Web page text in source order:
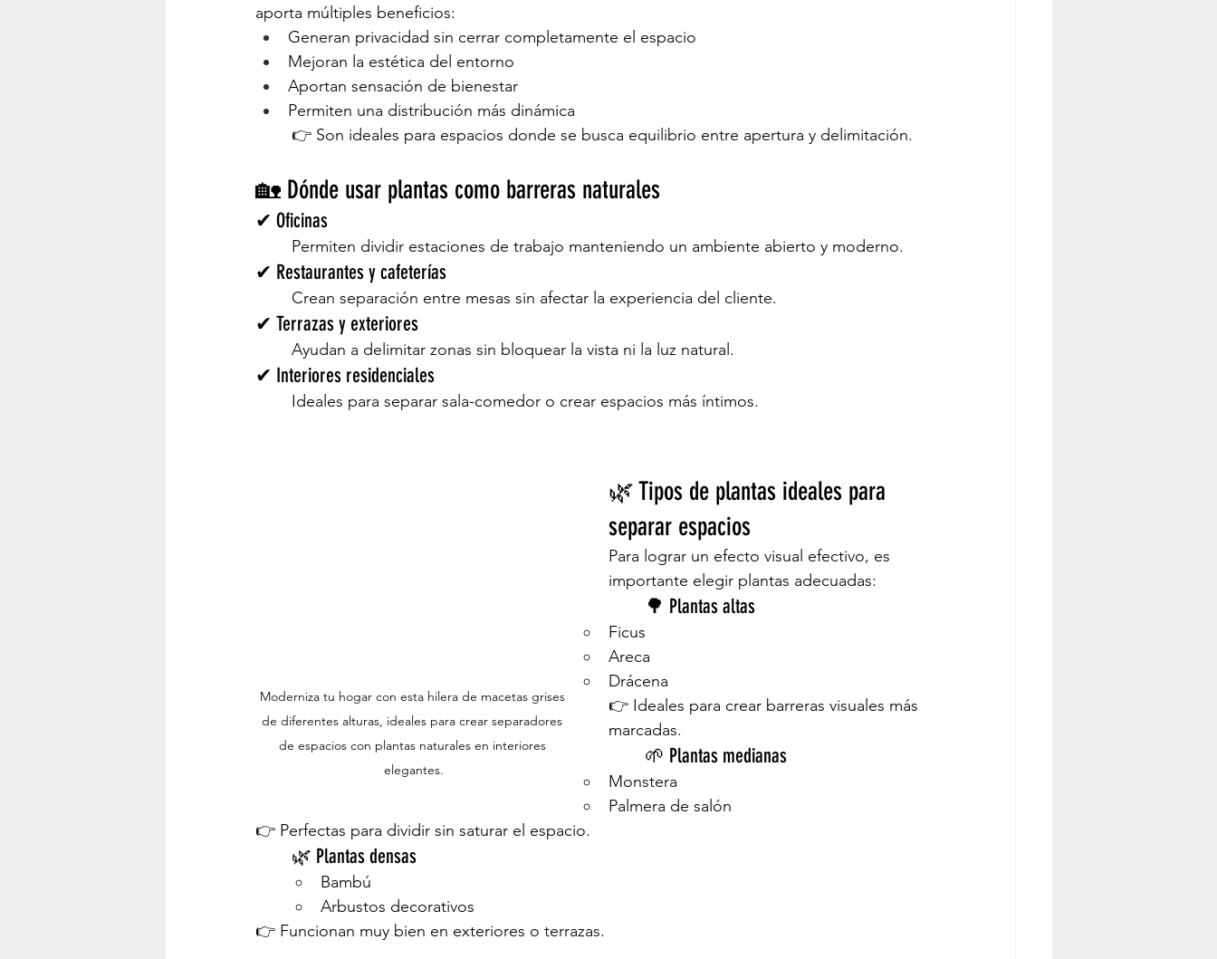
aporta múltiples beneficios:
Generan privacidad sin cerrar completamente el espacio
Mejoran la estética del entorno
Aportan sensación de bienestar
Permiten una distribución más dinámica
	👉 Son ideales para espacios donde se busca equilibrio entre apertura y delimitación.
🏡 Dónde usar plantas como barreras naturales
✔ Oficinas
	Permiten dividir estaciones de trabajo manteniendo un ambiente abierto y moderno.
✔ Restaurantes y cafeterías
	Crean separación entre mesas sin afectar la experiencia del cliente.
✔ Terrazas y exteriores
	Ayudan a delimitar zonas sin bloquear la vista ni la luz natural.
✔ Interiores residenciales
	Ideales para separar sala-comedor o crear espacios más íntimos.
Moderniza tu hogar con esta hilera de macetas grises
de diferentes alturas, ideales para crear separadores
de espacios con plantas naturales en interiores
elegantes.
🌿 Tipos de plantas ideales para
separar espacios
Para lograr un efecto visual efectivo, es
importante elegir plantas adecuadas:
	🌳 Plantas altas
Ficus
Areca
Drácena
👉 Ideales para crear barreras visuales más
marcadas.
	🌱 Plantas medianas
Monstera
Palmera de salón
👉 Perfectas para dividir sin saturar el espacio.
	🌿 Plantas densas
Bambú
Arbustos decorativos
👉 Funcionan muy bien en exteriores o terrazas.